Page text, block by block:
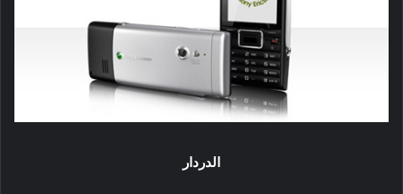
الدردار